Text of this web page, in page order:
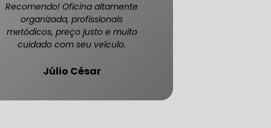
CARRO BLINDADO
Recomendo! Oficina altamente
organizada, profissionais
metódicos, preço justo e muito
cuidado com seu veículo.
Júlio César